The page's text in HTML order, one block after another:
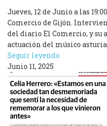
Jueves, 12 de Junio a las
Comercio de Gijón.
del diario El Comercio, y su
actuación del músico
Seguir leyendo
Junio 11, 2025